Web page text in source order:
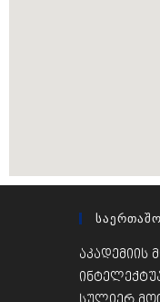
აკადემიის